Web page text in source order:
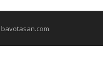
bavotasan.com.